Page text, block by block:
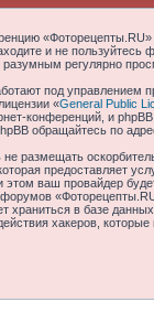
и не
регулярно
под управлением
«General Public
конференций, и
обращайтесь по
размещать
предоставляет
этом ваш провайдер
храниться в базе
хакеров,